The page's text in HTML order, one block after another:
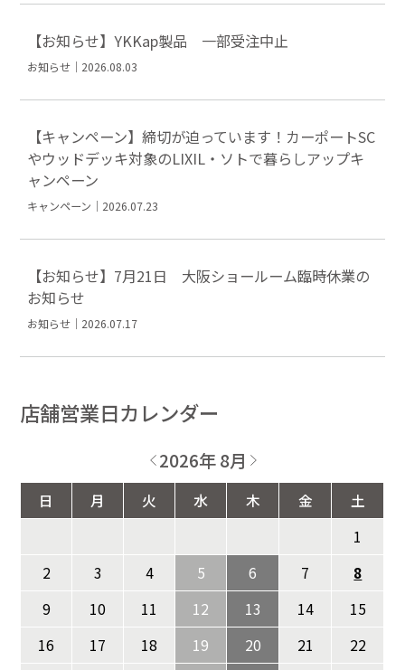
【お知らせ】YKKap製品 一部受注中止
お知らせ｜2026.08.03
【キャンペーン】締切が迫っています！カーポートSC
やウッドデッキ対象のLIXIL・ソトで暮らしアップキ
ャンペーン
キャンペーン｜2026.07.23
【お知らせ】7月21日 大阪ショールーム臨時休業の
お知らせ
お知らせ｜2026.07.17
店舗営業日カレンダー
2026年 8月
日 月 火 水 木 金
土
1
2
3 4 5 6 7
8
9
10 11 12 13 14
15
16
17 18 19 20 21
22